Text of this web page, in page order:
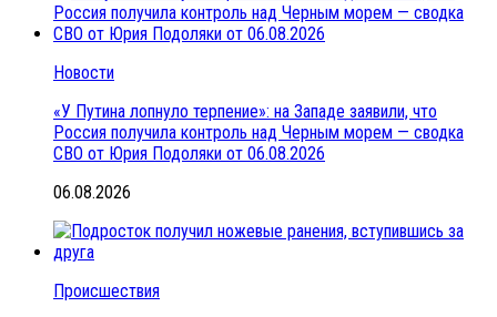
Новости
«У Путина лопнуло терпение»: на Западе заявили, что
Россия получила контроль над Черным морем — сводка
СВО от Юрия Подоляки от 06.08.2026
06.08.2026
Происшествия